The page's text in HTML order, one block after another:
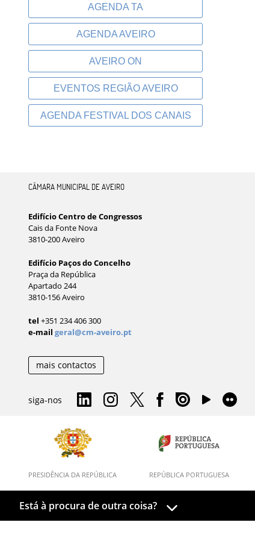
AGENDA TA
AGENDA AVEIRO
AVEIRO ON
EVENTOS REGIÃO AVEIRO
AGENDA FESTIVAL DOS CANAIS
CÂMARA MUNICIPAL DE AVEIRO
Edifício Centro de Congressos
Cais da Fonte Nova
3810-200 Aveiro
Edifício Paços do Concelho
Praça da República
Apartado 244
3810-156 Aveiro
tel +351 234 406 300
e-mail geral@cm-aveiro.pt
mais contactos
siga-nos
PRESIDÊNCIA DA REPÚBLICA REPÚBLICA PORTUGUESA
Está à procura de outra coisa?